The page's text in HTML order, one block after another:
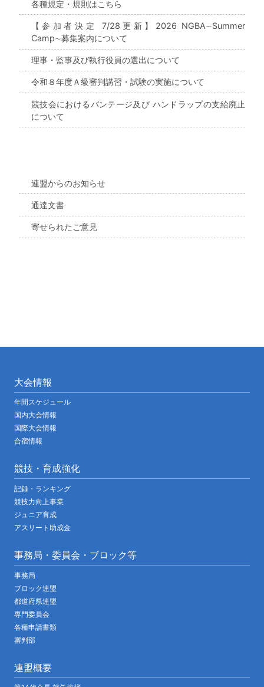
各種規定・規則はこちら
【参加者決定 7/28更新】2026 NGBA∼Summer
Camp∼募集案内について
理事・監事及び執行役員の選出について
令和８年度Ａ級審判講習・試験の実施について
競技会におけるバンテージ及び ハンドラップの支給廃止
について
連盟からのお知らせ
通達文書
寄せられたご意見
大会情報
年間スケジュール
国内大会情報
国際大会情報
合宿情報
競技・育成強化
記録・ランキング
競技力向上事業
ジュニア育成
アスリート助成金
事務局・委員会・ブロック等
事務局
ブロック連盟
都道府県連盟
専門委員会
各種申請書類
審判部
連盟概要